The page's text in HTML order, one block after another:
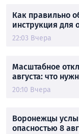
Как правильно
инструкция для
22:03 Вчера
Масштабное
августа: что
20:10 Вчера
Воронежцы
опасностью 8